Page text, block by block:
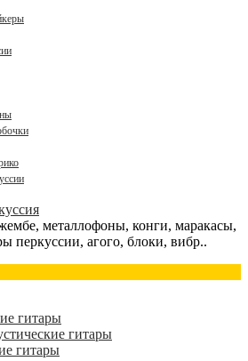
металлофоны, конги, маракасы,
перкуссии, агого, блоки, вибр..
гитары
гитары
гитары